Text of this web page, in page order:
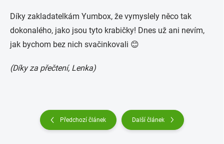
Díky zakladatelkám Yumbox, že vymyslely něco tak
dokonalého, jako jsou tyto krabičky! Dnes už ani nevím,
jak bychom bez nich svačinkovali 😊
(Díky za přečtení, Lenka)
Předchozí článek Další článek